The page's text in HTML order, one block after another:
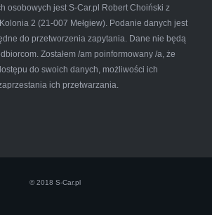
Iwona Górska
nie zdziera, nie oszukuje.
osobowych jest S-Car.pl Robert Choiński z
2 (21-007 Mełgiew). Podanie danych jest
do przetworzenia zapytania. Dane nie będą
Zostałem /am poinformowany /a, że
do swoich danych, możliwości ich
ich przetwarzania.
© 2018 S-Car.pl